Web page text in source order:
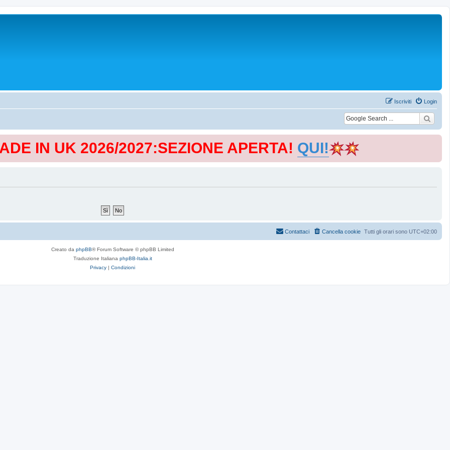
Login
Iscriviti
IN UK 2026/2027:SEZIONE APERTA! QUI!
Tutti gli orari sono UTC+02:00
Cancella cookie
Contattaci
Creato da phpBB® Forum Software © phpBB Limited
Traduzione Italiana phpBB-Italia.it
Privacy | Condizioni